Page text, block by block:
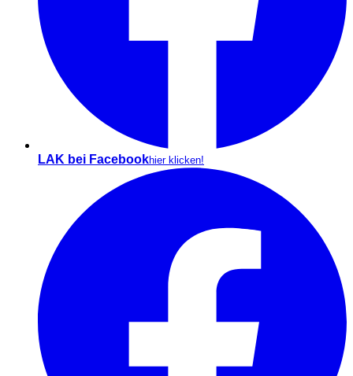
LAK bei Facebookhier klicken!